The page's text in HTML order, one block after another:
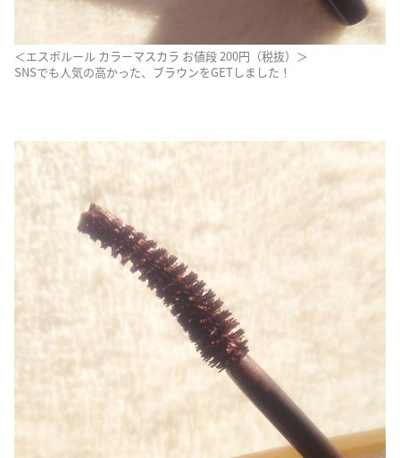
＜エスポルール カラーマスカラ お値段 200円（税抜）＞
SNSでも人気の高かった、ブラウンをGETしました！